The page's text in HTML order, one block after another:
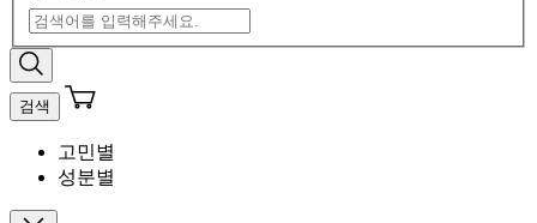
검색
고민별
성분별